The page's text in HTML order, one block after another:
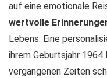
auf eine emotionale
wertvolle
Lebens. Eine
ihrem Geburtsjahr
vergangenen Zeiten